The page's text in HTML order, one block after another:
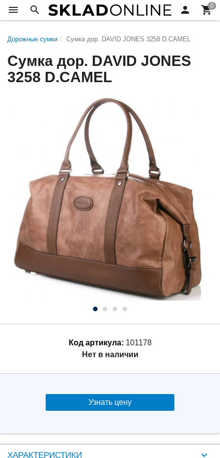
Дорожные сумки Сумка дор. DAVID JONES 3258 D.CAMEL
Сумка дор. DAVID JONES
3258 D.CAMEL
Код артикула: 101178
Нет в наличии
Узнать цену
ХАРАКТЕРИСТИКИ